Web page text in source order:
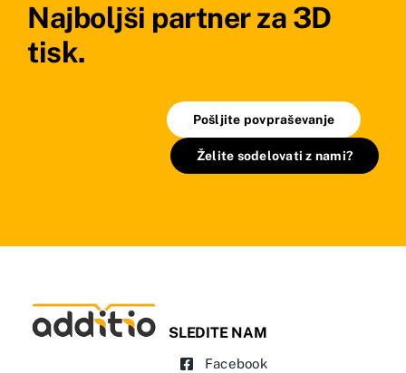
Najboljši partner za 3D
tisk.
Pošljite povpraševanje
Želite sodelovati z nami?
SLEDITE NAM
Facebook